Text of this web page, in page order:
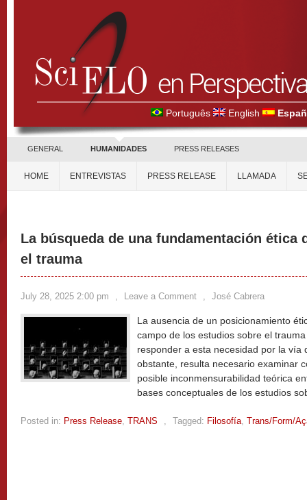
Português English
GENERAL HUMANIDADES PRESS RELEASES
HOME ENTREVISTAS PRESS RELEASE LLAMADA
La búsqueda de una fundamentación ética
el trauma
July 28, 2025 2:00 pm , Leave a Comment , José Cabrera
La ausencia de un posicionamiento
campo de los estudios sobre el
responder a esta necesidad por la vía
obstante, resulta necesario examinar
posible inconmensurabilidad teórica
bases conceptuales de los estudios
Posted in: Press Release, TRANS , Tagged: Filosofía, Trans/Form/